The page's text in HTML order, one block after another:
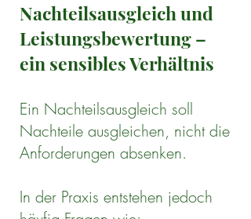
Nachteilsausgleich und
Leistungsbewertung –
ein sensibles Verhältnis
Ein Nachteilsausgleich soll
Nachteile ausgleichen, nicht die
Anforderungen absenken.
In der Praxis entstehen jedoch